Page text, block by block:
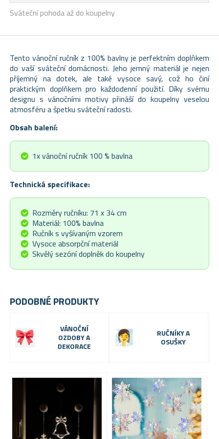
Sváteční pohoda až do koupelny
Tento vánoční ručník z 100% bavlny je perfektním doplňkem
do vaší sváteční domácnosti. Jeho jemný materiál je nejen
příjemný na dotek, ale také vysoce savý, což ho činí
praktickým doplňkem pro každodenní použití. Díky svému
designu s vánočními motivy přináší do koupelny veselou
atmosféru a špetku sváteční radosti.
Obsah balení:
1x vánoční ručník 100 % bavlna
Technická specifikace:
Rozměry ručníku: 71 x 34 cm
Materiál: 100% bavlna
Ručník s vyšívaným vzorem
Vysoce absorpční materiál
Skvělý sezóní doplněk do koupelny
PODOBNÉ PRODUKTY
VÁNOČNÍ
OZDOBY A
DEKORACE
RUČNÍKY A
OSUŠKY